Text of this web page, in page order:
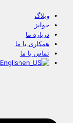
وبلاگ
جوایز
درباره ما
همکاری با ما
تماس با ما
English